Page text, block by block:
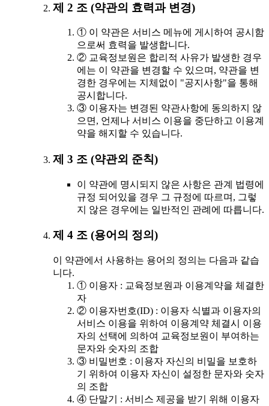
제 2 조 (약관의 효력과 변경)
① 이 약관은 서비스 메뉴에 게시하여 공시함
으로써 효력을 발생합니다.
② 교육정보원은 합리적 사유가 발생한 경우
에는 이 약관을 변경할 수 있으며, 약관을 변
경한 경우에는 지체없이 "공지사항"을 통해
공시합니다.
③ 이용자는 변경된 약관사항에 동의하지 않
으면, 언제나 서비스 이용을 중단하고 이용계
약을 해지할 수 있습니다.
제 3 조 (약관외 준칙)
이 약관에 명시되지 않은 사항은 관계 법령에
규정 되어있을 경우 그 규정에 따르며, 그렇
지 않은 경우에는 일반적인 관례에 따릅니다.
제 4 조 (용어의 정의)
이 약관에서 사용하는 용어의 정의는 다음과 같습
니다.
① 이용자 : 교육정보원과 이용계약을 체결한
자
② 이용자번호(ID) : 이용자 식별과 이용자의
서비스 이용을 위하여 이용계약 체결시 이용
자의 선택에 의하여 교육정보원이 부여하는
문자와 숫자의 조합
③ 비밀번호 : 이용자 자신의 비밀을 보호하
기 위하여 이용자 자신이 설정한 문자와 숫자
의 조합
④ 단말기 : 서비스 제공을 받기 위해 이용자